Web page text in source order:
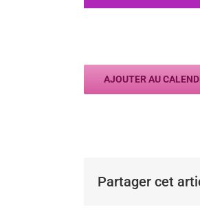
AJOUTER AU
Partager cet